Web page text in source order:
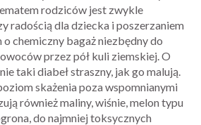
rodziców jest zwykle
radością dla dziecka i poszerzaniem
o chemiczny bagaż niezbędny do
przez pół kuli ziemskiej. O
taki diabeł straszny, jak go malują.
skażenia poza wspomnianymi
również maliny, wiśnie, melon typu
do najmniej toksycznych